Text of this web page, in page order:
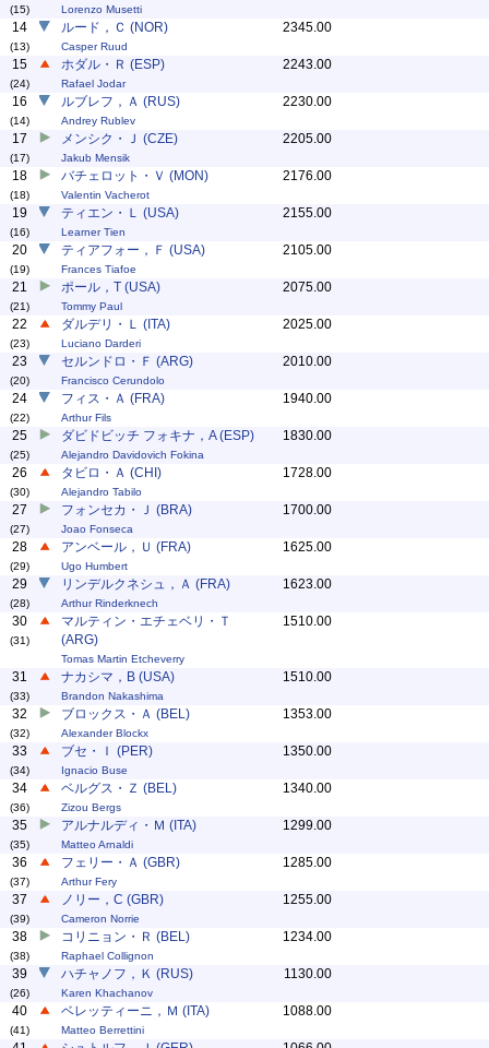
(15) Lorenzo Musetti
14
(13)
ルード，Ｃ (NOR)
Casper Ruud
2345.00
15
(24)
ホダル・Ｒ (ESP)
Rafael Jodar
2243.00
16
(14)
ルブレフ，Ａ (RUS)
Andrey Rublev
2230.00
17
(17)
メンシク・Ｊ (CZE)
Jakub Mensik
2205.00
18
(18)
バチェロット・Ｖ (MON)
Valentin Vacherot
2176.00
19
(16)
ティエン・Ｌ (USA)
Learner Tien
2155.00
20
(19)
ティアフォー，Ｆ (USA)
Frances Tiafoe
2105.00
21
(21)
ポール，T (USA)
Tommy Paul
2075.00
22
(23)
ダルデリ・Ｌ (ITA)
Luciano Darderi
2025.00
23
(20)
セルンドロ・Ｆ (ARG)
Francisco Cerundolo
2010.00
24
(22)
フィス・Ａ (FRA)
Arthur Fils
1940.00
25
(25)
ダビドビッチ フォキナ，A (ESP)
Alejandro Davidovich Fokina
1830.00
26
(30)
タビロ・Ａ (CHI)
Alejandro Tabilo
1728.00
27
(27)
フォンセカ・Ｊ (BRA)
Joao Fonseca
1700.00
28
(29)
アンベール，Ｕ (FRA)
Ugo Humbert
1625.00
29
(28)
リンデルクネシュ，Ａ (FRA)
Arthur Rinderknech
1623.00
30
(31)
マルティン・エチェベリ・Ｔ
(ARG)
Tomas Martin Etcheverry
1510.00
31
(33)
ナカシマ，B (USA)
Brandon Nakashima
1510.00
32
(32)
ブロックス・Ａ (BEL)
Alexander Blockx
1353.00
33
(34)
ブセ・Ｉ (PER)
Ignacio Buse
1350.00
34
(36)
ベルグス・Ｚ (BEL)
Zizou Bergs
1340.00
35
(35)
アルナルディ・Ｍ (ITA)
Matteo Arnaldi
1299.00
36
(37)
フェリー・Ａ (GBR)
Arthur Fery
1285.00
37
(39)
ノリー，C (GBR)
Cameron Norrie
1255.00
38
(38)
コリニョン・Ｒ (BEL)
Raphael Collignon
1234.00
39
(26)
ハチャノフ，Ｋ (RUS)
Karen Khachanov
1130.00
40
(41)
ベレッティーニ，Ｍ (ITA)
Matteo Berrettini
1088.00